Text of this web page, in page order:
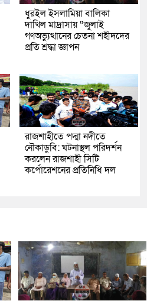
ধুরইল ইসলামিয়া বালিকা
দাখিল মাদ্রাসায় “জুলাই
গণঅভ্যুত্থানের চেতনা শহীদদের
প্রতি শ্রদ্ধা জ্ঞাপন
রাজশাহীতে পদ্মা নদীতে
নৌকাডুবি: ঘটনাস্থল পরিদর্শন
করলেন রাজশাহী সিটি
কর্পোরেশনের প্রতিনিধি দল